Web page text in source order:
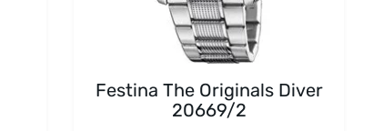
Festina The Originals Diver
20669/2